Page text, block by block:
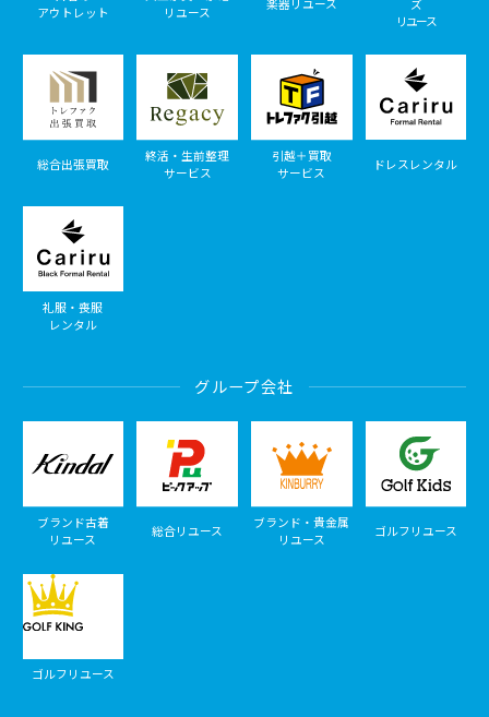
アウトレット
リユース
楽器リユース
ズ
リユース
総合出張買取
終活・生前整理
サービス
引越＋買取
サービス
ドレスレンタル
礼服・喪服
レンタル
グループ会社
ブランド古着
リユース
総合リユース
ブランド・貴金属
リユース
ゴルフリユース
ゴルフリユース